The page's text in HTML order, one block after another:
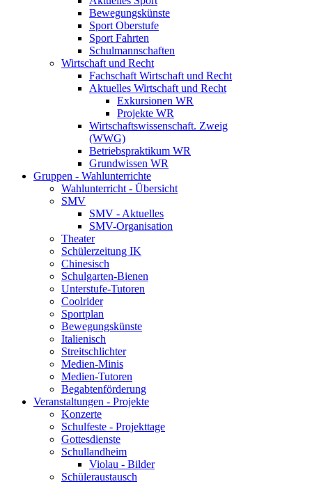
Bewegungskünste
Sport Oberstufe
Sport Fahrten
Schulmannschaften
Wirtschaft und Recht
Fachschaft Wirtschaft und Recht
Aktuelles Wirtschaft und Recht
Exkursionen WR
Projekte WR
Wirtschaftswissenschaft. Zweig
(WWG)
Betriebspraktikum WR
Grundwissen WR
Gruppen - Wahlunterrichte
Wahlunterricht - Übersicht
SMV
SMV - Aktuelles
SMV-Organisation
Theater
Schülerzeitung IK
Chinesisch
Schulgarten-Bienen
Unterstufe-Tutoren
Coolrider
Sportplan
Bewegungskünste
Italienisch
Streitschlichter
Medien-Minis
Medien-Tutoren
Begabtenförderung
Veranstaltungen - Projekte
Konzerte
Schulfeste - Projekttage
Gottesdienste
Schullandheim
Violau - Bilder
Schüleraustausch